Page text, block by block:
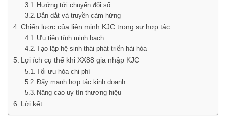
Hướng tới chuyển đổi số
Dẫn dắt và truyền cảm hứng
Chiến lược của liên minh KJC trong sự hợp tác
Ưu tiên tính minh bạch
Tạo lập hệ sinh thái phát triển hài hòa
Lợi ích cụ thể khi XX88 gia nhập KJC
Tối ưu hóa chi phí
Đẩy mạnh hợp tác kinh doanh
Nâng cao uy tín thương hiệu
Lời kết